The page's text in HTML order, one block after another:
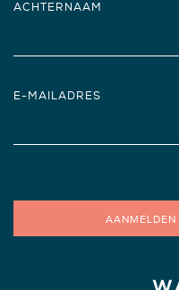
ACHTERNAAM
E-MAILADRES
AANMELDEN